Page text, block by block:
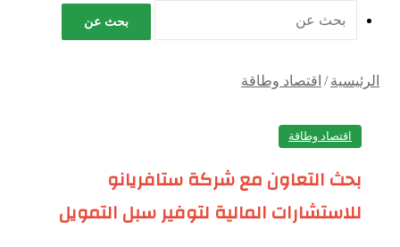
بحث عن
الرئيسية / اقتصاد وطاقة
اقتصاد وطاقة
بحث التعاون مع شركة ستافريانو
للاستشارات المالية لتوفير سبل التمويل